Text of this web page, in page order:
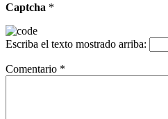
Captcha *
Escriba el texto mostrado arriba:
Comentario *